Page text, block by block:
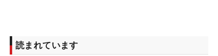
読まれています